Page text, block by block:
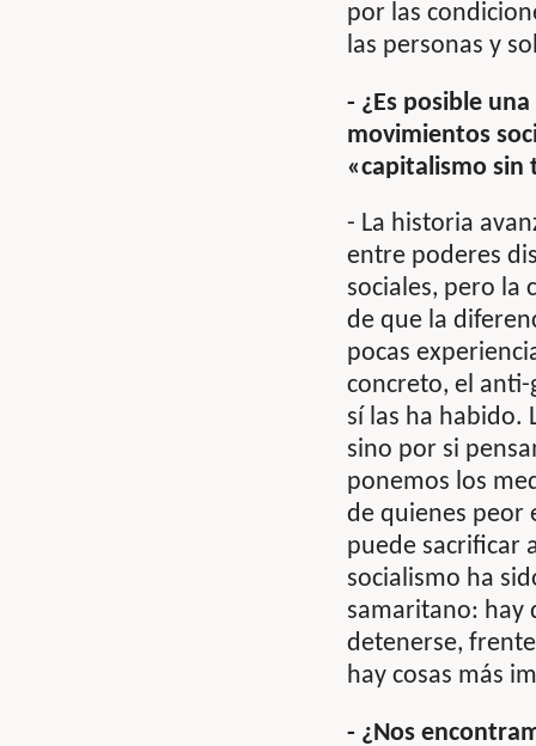
por las
las personas y
- ¿Es posible
movimientos
«capitalismo sin
- La historia
entre poderes
sociales, pero la
de que la
pocas
concreto, el
sí las ha habido.
sino por si
ponemos los
de quienes peor
puede sacrificar
socialismo ha
samaritano: hay
detenerse,
hay cosas más
- ¿Nos